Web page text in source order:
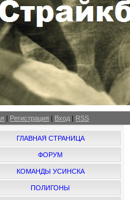
| Регистрация | Вход | RSS
ГЛАВНАЯ СТРАНИЦА
ФОРУМ
КОМАНДЫ УСИНСКА
ПОЛИГОНЫ